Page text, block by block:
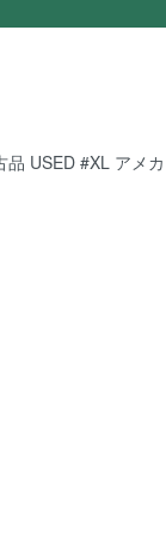
品 USED #XL アメカ